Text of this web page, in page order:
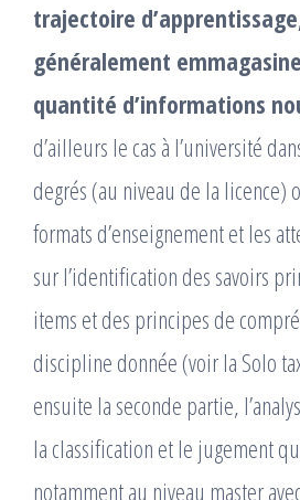
trajectoire
généralement
quantité d’informations
d’ailleurs le cas à l’université
degrés (au niveau de la licence)
formats d’enseignement et les
sur l’identification des savoirs
items et des principes de
discipline donnée (voir la Solo
ensuite la seconde partie,
la classification et le jugement
notamment au niveau master